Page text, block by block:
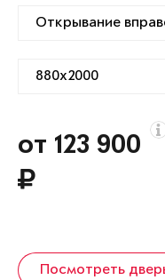
от 123 900
Посмотреть